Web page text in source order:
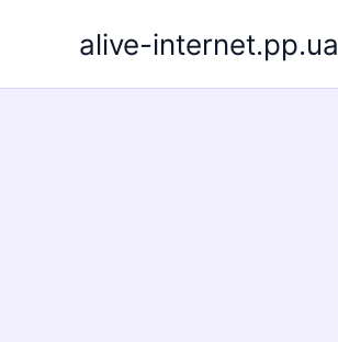
alive-internet.pp.ua